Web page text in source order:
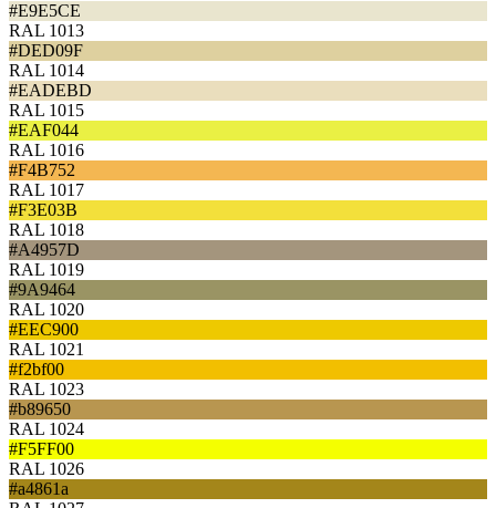
#E9E5CE
RAL 1013
#DED09F
RAL 1014
#EADEBD
RAL 1015
#EAF044
RAL 1016
#F4B752
RAL 1017
#F3E03B
RAL 1018
#A4957D
RAL 1019
#9A9464
RAL 1020
#EEC900
RAL 1021
#f2bf00
RAL 1023
#b89650
RAL 1024
#F5FF00
RAL 1026
#a4861a